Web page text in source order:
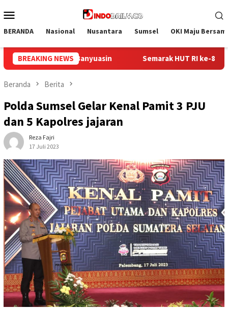
ke
Mobile
BERANDA Nasional Nusantara Sumsel OKI Maju
BREAKING NEWS
RI ke-81, Lapas Perempuan Palembang Gelar Cek
Beranda Berita
Polda Sumsel Gelar Kenal Pamit 3 PJU
dan 5 Kapolres jajaran
Reza Fajri
17 Juli 2023